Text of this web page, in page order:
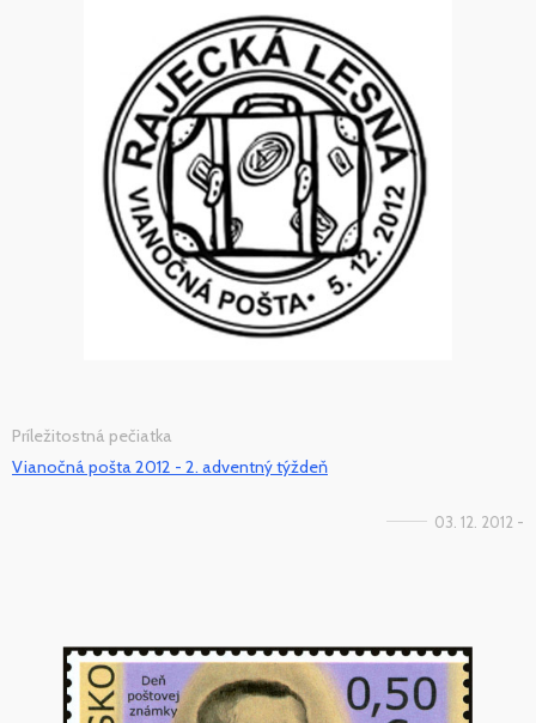
Príležitostná pečiatka
Vianočná pošta 2012 - 2. adventný týždeň
03. 12. 2012 -